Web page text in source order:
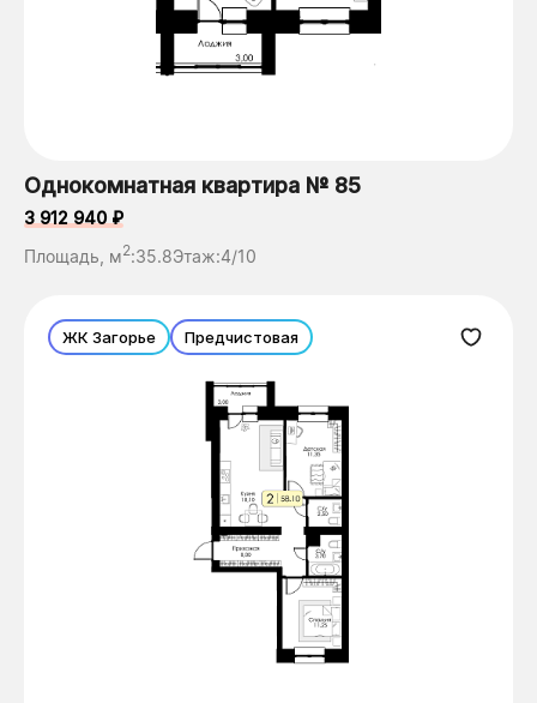
Однокомнатная квартира № 85
3 912 940 ₽
Площадь, м2:35.8Этаж:4/10
ЖК Загорье Предчистовая